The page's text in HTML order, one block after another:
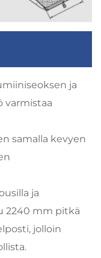
ja
varmistaa
samalla kevyen
ja
2240 mm pitkä
jolloin